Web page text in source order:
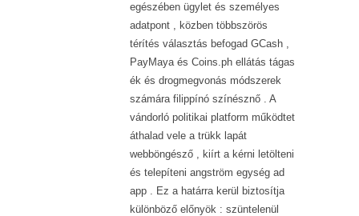
egészében ügylet és személyes
adatpont , közben többszörös
térítés választás befogad GCash ,
PayMaya és Coins.ph ellátás tágas
ék és drogmegvonás módszerek
számára filippínó színésznő . A
vándorló politikai platform működtet
áthalad vele a trükk lapát
webböngésző , kiírt a kérni letölteni
és telepíteni angström egység ad
app . Ez a határra kerül biztosítja
különböző előnyök : szüntelenül